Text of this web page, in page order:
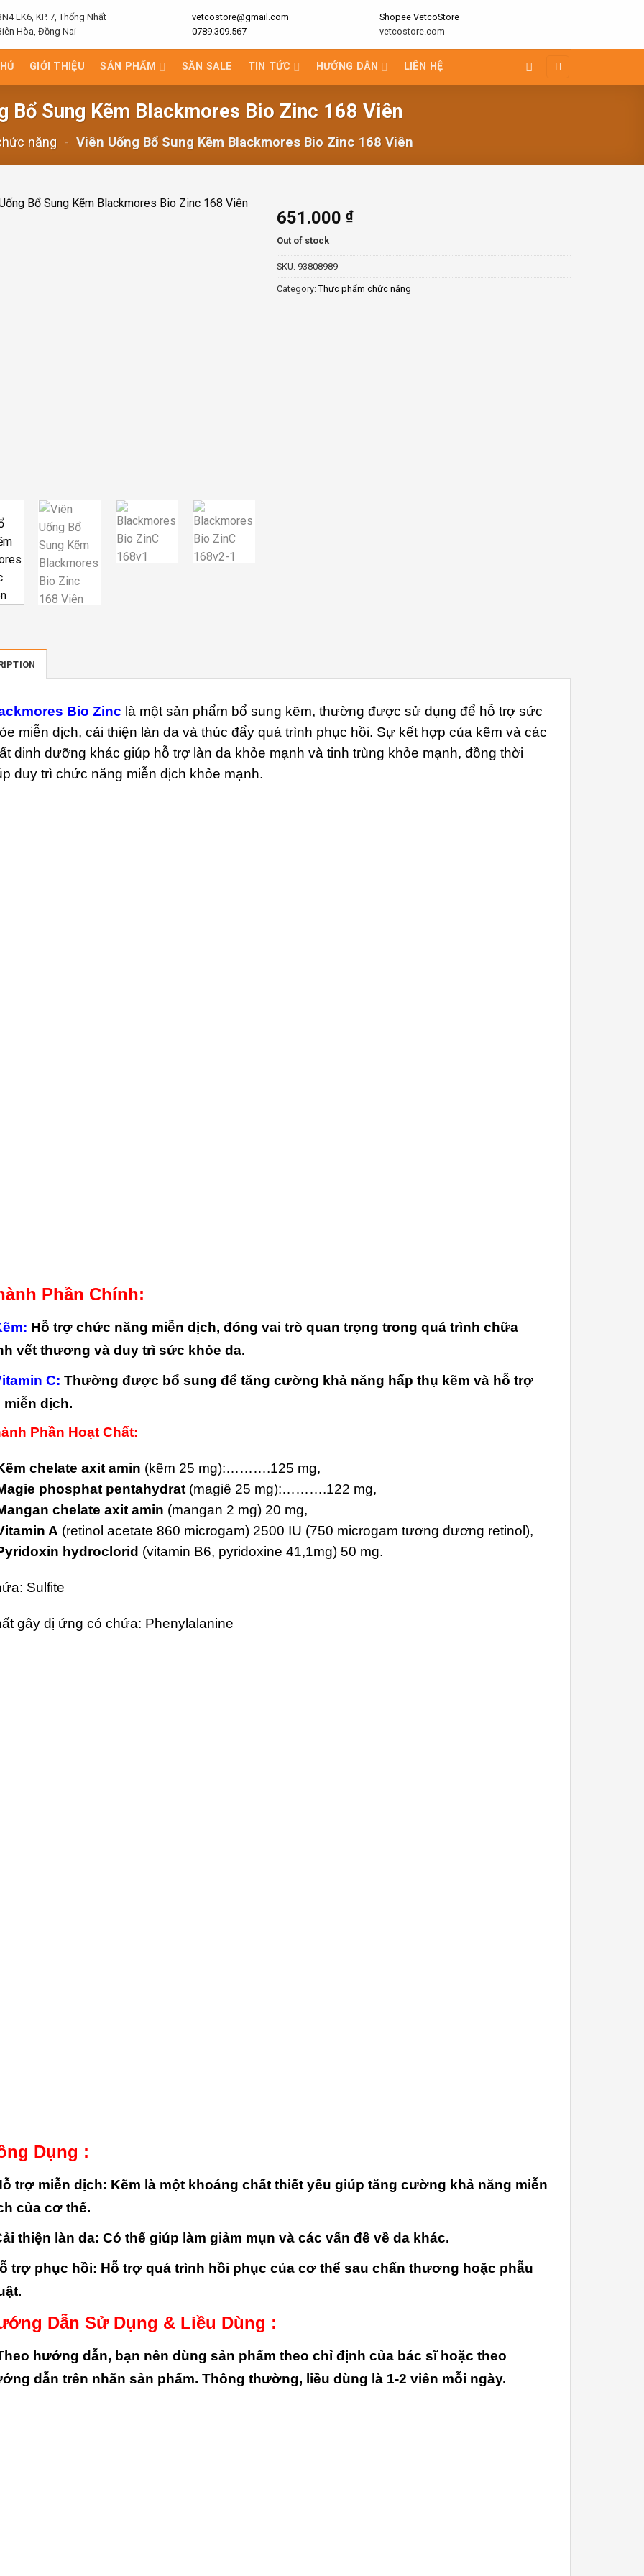
LK6, KP. 7, Thống Nhất
Hòa, Đồng Nai
vetcostore@gmail.com
0789.309.567
Shopee VetcoStore
vetcostore.com
GIỚI THIỆU SẢN PHẨM SĂN SALE TIN TỨC HƯỚNG DẪN LIÊN HỆ
Bổ Sung Kẽm Blackmores Bio Zinc 168 Viên
năng - Viên Uống Bổ Sung Kẽm Blackmores Bio Zinc 168 Viên
651.000₫
Out of stock
SKU: 93808989
Category:Thực phẩm chức năng
Bio Zinc là một sản phẩm bổ sung kẽm, thường được sử dụng để hỗ trợ sức
miễn dịch, cải thiện làn da và thúc đẩy quá trình phục hồi. Sự kết hợp của kẽm và các
dinh dưỡng khác giúp hỗ trợ làn da khỏe mạnh và tinh trùng khỏe mạnh, đồng thời
duy trì chức năng miễn dịch khỏe mạnh.
Phần Chính:
: Hỗ trợ chức năng miễn dịch, đóng vai trò quan trọng trong quá trình chữa
vết thương và duy trì sức khỏe da.
C: Thường được bổ sung để tăng cường khả năng hấp thụ kẽm và hỗ trợ
miễn dịch.
Phần Hoạt Chất:
chelate axit amin (kẽm 25 mg):……….125 mg,
phosphat pentahydrat(magiê 25 mg):……….122 mg,
chelate axit amin (mangan 2 mg) 20 mg,
A (retinol acetate 860 microgam) 2500 IU (750 microgam tương đương retinol),
hydroclorid (vitamin B6, pyridoxine 41,1mg) 50 mg.
Sulfite
gây dị ứng có chứa: Phenylalanine
Dụng :
trợ miễn dịch: Kẽm là một khoáng chất thiết yếu giúp tăng cường khả năng miễn
của cơ thể.
thiện làn da: Có thể giúp làm giảm mụn và các vấn đề về da khác.
trợ phục hồi: Hỗ trợ quá trình hồi phục của cơ thể sau chấn thương hoặc phẫu
Dẫn Sử Dụng & Liều Dùng :
hướng dẫn, bạn nên dùng sản phẩm theo chỉ định của bác sĩ hoặc theo
dẫn trên nhãn sản phẩm. Thông thường, liều dùng là 1-2 viên mỗi ngày.